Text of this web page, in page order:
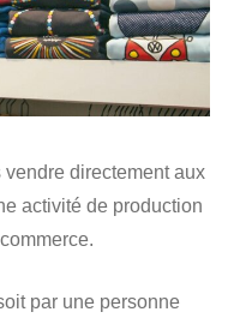
vendre directement aux
activité de production
par une personne